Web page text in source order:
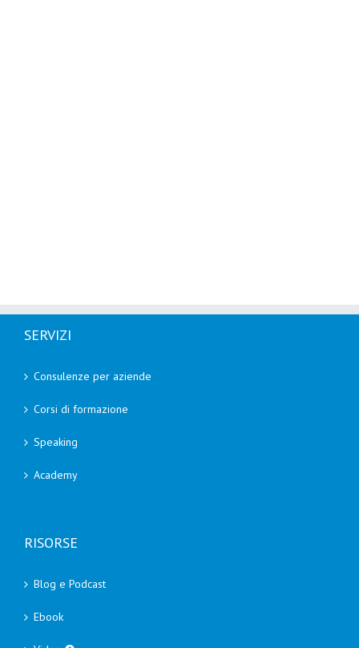
SERVIZI
Consulenze per aziende
Corsi di formazione
Speaking
Academy
RISORSE
Blog e Podcast
Ebook